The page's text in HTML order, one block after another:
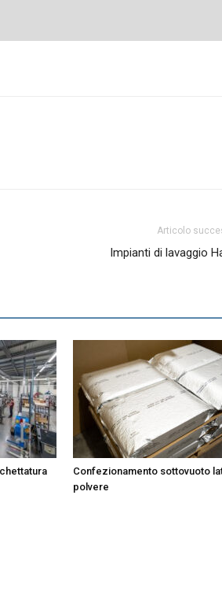
Articolo
Impianti di lavaggio
Confezionamento sottovuoto
polvere